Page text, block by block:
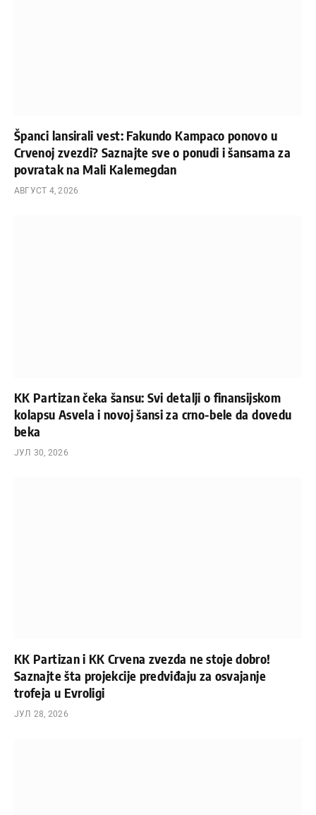
Španci lansirali vest: Fakundo Kampaco ponovo u
Crvenoj zvezdi? Saznajte sve o ponudi i šansama za
povratak na Mali Kalemegdan
АВГУСТ 4, 2026
KK Partizan čeka šansu: Svi detalji o finansijskom
kolapsu Asvela i novoj šansi za crno-bele da dovedu
beka
ЈУЛ 30, 2026
KK Partizan i KK Crvena zvezda ne stoje dobro!
Saznajte šta projekcije predviđaju za osvajanje
trofeja u Evroligi
ЈУЛ 28, 2026